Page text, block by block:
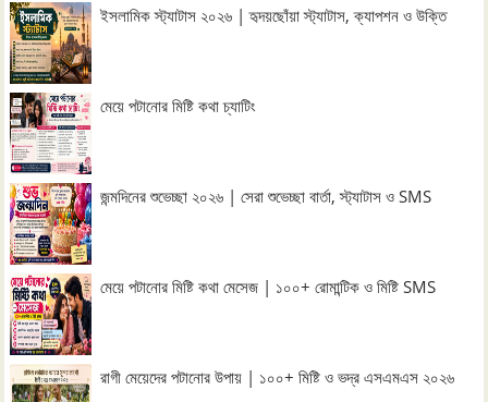
ইসলামিক স্ট্যাটাস ২০২৬ | হৃদয়ছোঁয়া স্ট্যাটাস, ক্যাপশন ও উক্তি
মেয়ে পটানোর মিষ্টি কথা চ্যাটিং
জন্মদিনের শুভেচ্ছা ২০২৬ | সেরা শুভেচ্ছা বার্তা, স্ট্যাটাস ও SMS
মেয়ে পটানোর মিষ্টি কথা মেসেজ | ১০০+ রোমান্টিক ও মিষ্টি SMS
রাগী মেয়েদের পটানোর উপায় | ১০০+ মিষ্টি ও ভদ্র এসএমএস ২০২৬